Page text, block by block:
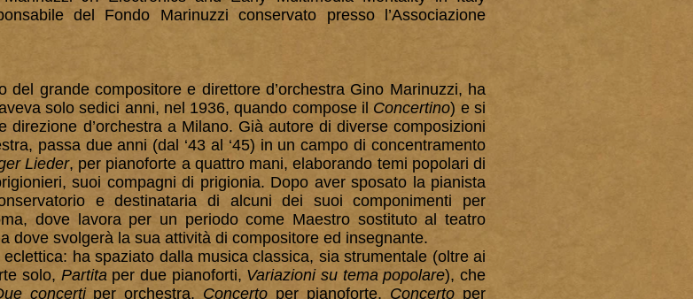
del Fondo Marinuzzi conservato presso l’Associazione
del grande compositore e direttore d’orchestra Gino Marinuzzi, ha
solo sedici anni, nel 1936, quando compose il Concertino) e si
d’orchestra a Milano. Già autore di diverse composizioni
passa due anni (dal ‘43 al ‘45) in un campo di concentramento
Lieder, per pianoforte a quattro mani, elaborando temi popolari di
suoi compagni di prigionia. Dopo aver sposato la pianista
e destinataria di alcuni dei suoi componimenti per
dove lavora per un periodo come Maestro sostituto al teatro
dove svolgerà la sua attività di compositore ed insegnante.
ha spaziato dalla musica classica, sia strumentale (oltre ai
solo, Partitaper due pianoforti, Variazioni su tema popolare), che
concertiper orchestra, Concerto per pianoforte, Concerto per